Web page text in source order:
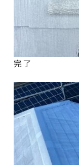
完了